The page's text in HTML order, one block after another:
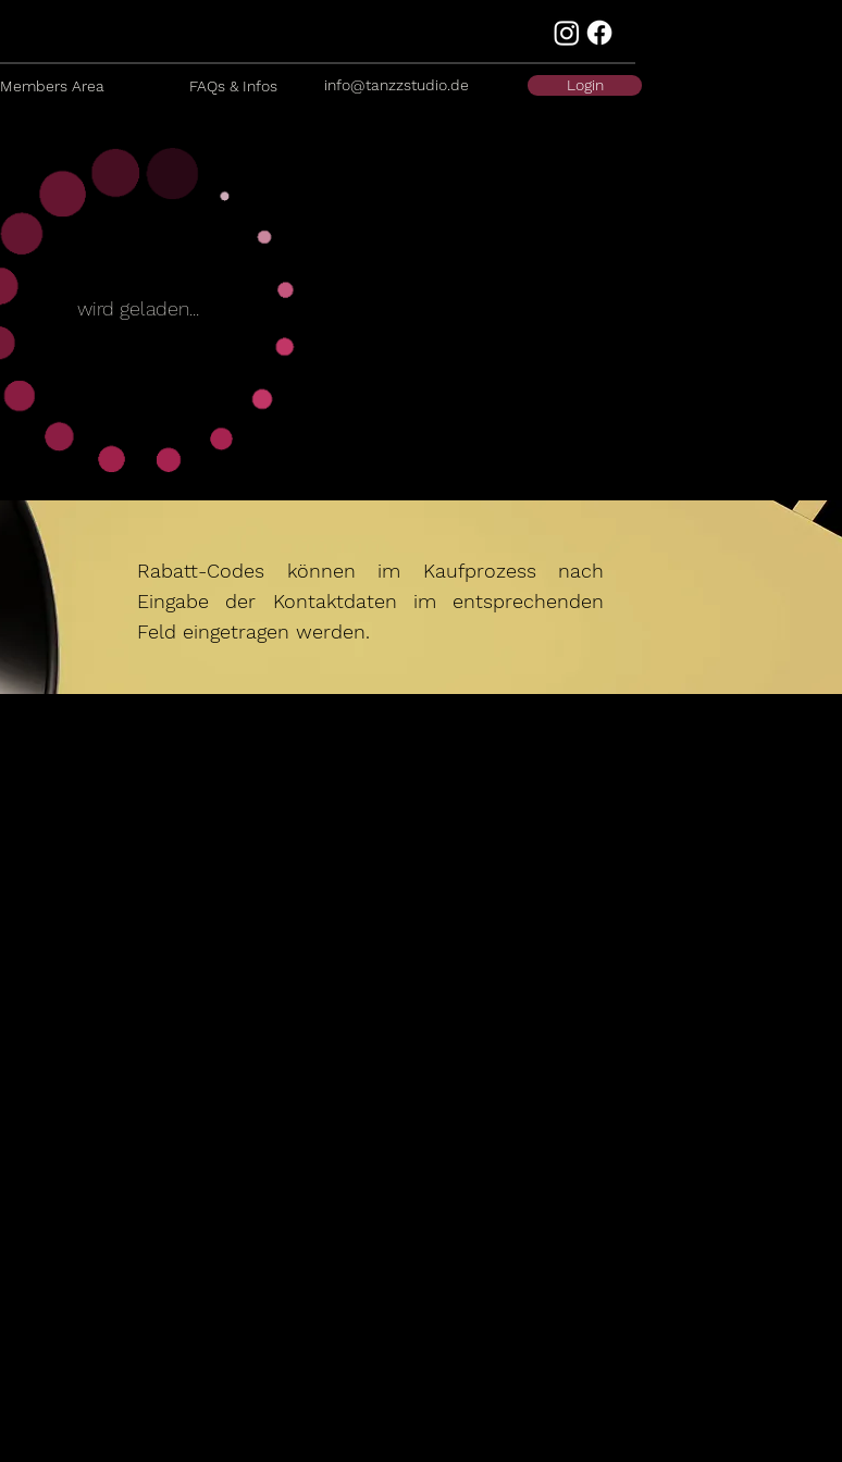
Members Area FAQs & Infos Login
info@tanzzstudio.de
wird geladen...
Rabatt-Codes können im Kaufprozess nach
Eingabe der Kontaktdaten im entsprechenden
Feld eingetragen werden.